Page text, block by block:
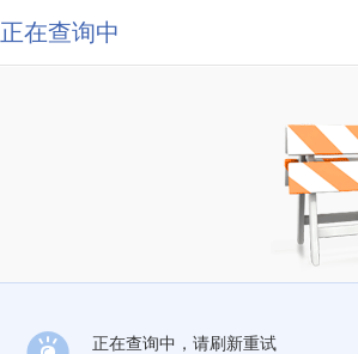
正在查询中
正在查询中，请刷新重试